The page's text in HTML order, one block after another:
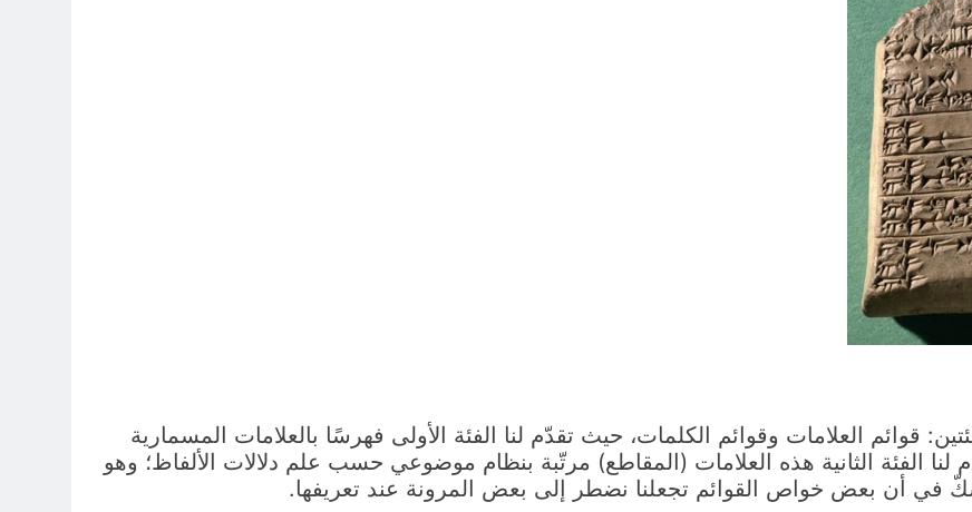
قوائم العلامات وقوائم الكلمات، حيث تقدّم لنا الفئة الأولى فهرسًا بالعلامات المسمارية
لنا الفئة الثانية هذه العلامات (المقاطع) مرتّبة بنظام موضوعي حسب علم دلالات الألفاظ؛ وهو
في أن بعض خواص القوائم تجعلنا نضطر إلى بعض المرونة عند تعريفها.